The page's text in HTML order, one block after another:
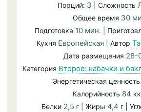
Порций: 3 | Сложность
Общее время 30
Подготовка 10 мин. |
Кухня Европейская| Автор
Дата размещения 28-
Категория Второе: кабачки и
Энергетическая
Калорийность 84
Белки 2,5 г | Жиры 4,4 г |